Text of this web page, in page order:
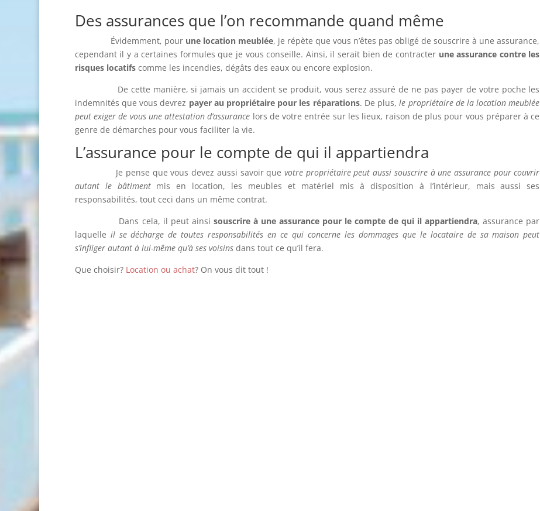
Des assurances que l’on recommande quand même
Évidemment, pour une location meublée, je répète que vous n’êtes pas obligé de souscrire à une assurance,
cependant il y a certaines formules que je vous conseille. Ainsi, il serait bien de contracter une assurance contre les
risques locatifscomme les incendies, dégâts des eaux ou encore explosion.
De cette manière, si jamais un accident se produit, vous serez assuré de ne pas payer de votre poche les
indemnités que vous devrez payer au propriétaire pour les réparations. De plus,le propriétaire de la location meublée
peut exiger de vous une attestation d’assurance lors de votre entrée sur les lieux, raison de plus pour vous préparer à ce
genre de démarches pour vous faciliter la vie.
L’assurance pour le compte de qui il appartiendra
Je pense que vous devez aussi savoir quevotre propriétaire peut aussi souscrire à une assurance pour couvrir
autant le bâtimentmis en location, les meubles et matériel mis à disposition à l’intérieur, mais aussi ses
responsabilités, tout ceci dans un même contrat.
Dans cela, il peut ainsi souscrire à une assurance pour le compte de qui il appartiendra, assurance par
laquelle il se décharge de toutes responsabilités en ce qui concerne les dommages que le locataire de sa maison peut
s’infliger autant à lui-même qu’à ses voisinsdans tout ce qu’il fera.
Que choisir? Location ou achat? On vous dit tout !